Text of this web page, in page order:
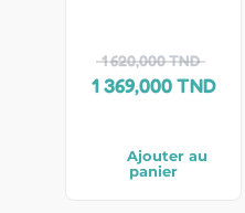
1 620,000TND
1 369,000TND
Ajouter au
panier